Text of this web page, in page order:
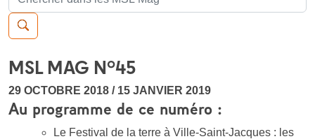
Recherche de:
MSL MAG N°45
29 OCTOBRE 2018 / 15 JANVIER 2019
Au programme de ce numéro :
Le Festival de la terre à Ville-Saint-Jacques : les